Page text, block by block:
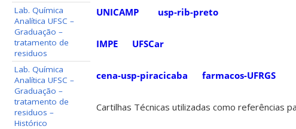
Lab. Química
Analítica UFSC –
Graduação –
tratamento de
residuos
Lab. Química
Analítica UFSC –
Graduação –
tratamento de
residuos –
Histórico
UNICAMP usp-rib-preto
IMPE UFSCar
cena-usp-piracicaba farmacos-UFRGS
Cartilhas Técnicas utilizadas como referências